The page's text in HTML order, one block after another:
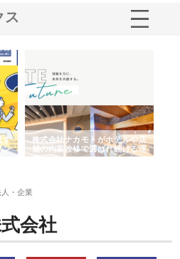
ス
す
ン
株式会社ナカモトがホテルや店
舗の内装改修で選ばれ続ける理
由
人・企業
会社